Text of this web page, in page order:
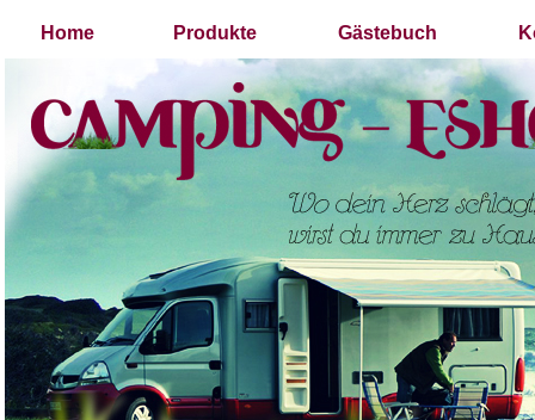
Home Produkte Gästebuch